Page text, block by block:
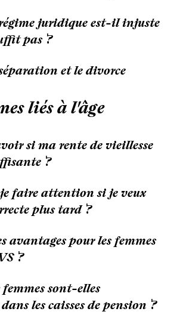
juridique est-il injuste
pas ?
et le divorce
liés à l'âge
si ma rente de vieillesse
?
faire attention si je veux
plus tard ?
avantages pour les femmes
?
sont-elles
les caisses de pension ?